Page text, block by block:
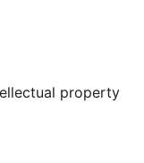
property